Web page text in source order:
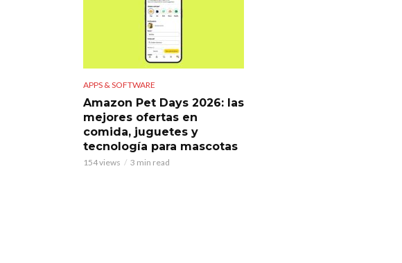
APPS & SOFTWARE
Amazon Pet Days 2026: las
mejores ofertas en
comida, juguetes y
tecnología para mascotas
154 views 3 min read